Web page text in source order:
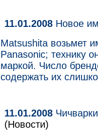
11.01.2008 Новое
Matsushita возьмет
Panasonic; технику
маркой. Число
содержать их
11.01.2008
(Новости)